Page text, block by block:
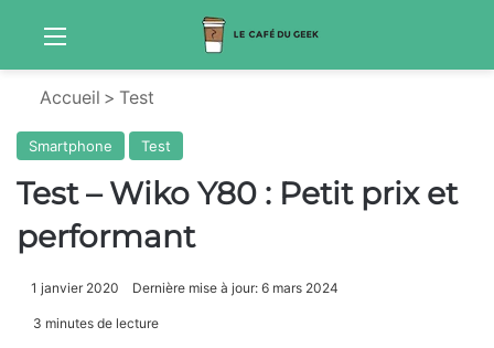
Menu
Accueil > Test
Smartphone Test
Test – Wiko Y80 : Petit prix et
performant
1 janvier 2020 Dernière mise à jour: 6 mars 2024
3 minutes de lecture